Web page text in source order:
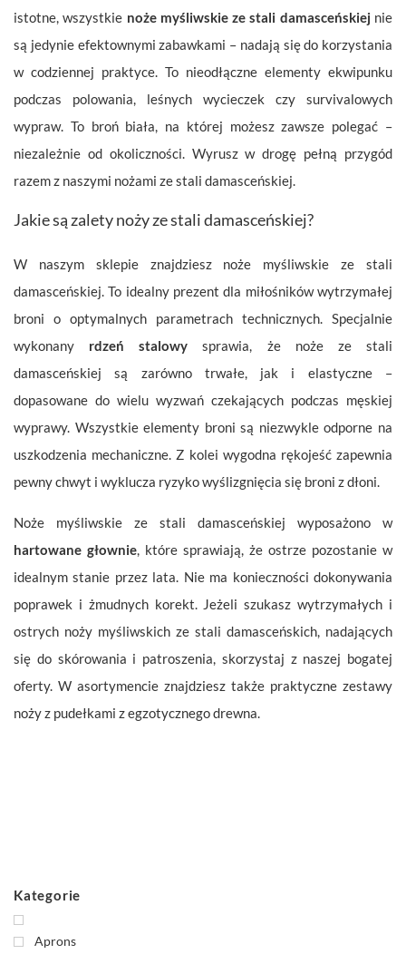
istotne, wszystkie noże myśliwskie ze stali damasceńskiej nie
są jedynie efektownymi zabawkami – nadają się do korzystania
w codziennej praktyce. To nieodłączne elementy ekwipunku
podczas polowania, leśnych wycieczek czy survivalowych
wypraw. To broń biała, na której możesz zawsze polegać –
niezależnie od okoliczności. Wyrusz w drogę pełną przygód
razem z naszymi nożami ze stali damasceńskiej.
Jakie są zalety noży ze stali damasceńskiej?
W naszym sklepie znajdziesz noże myśliwskie ze stali
damasceńskiej. To idealny prezent dla miłośników wytrzymałej
broni o optymalnych parametrach technicznych. Specjalnie
wykonany rdzeń stalowy sprawia, że noże ze stali
damasceńskiej są zarówno trwałe, jak i elastyczne –
dopasowane do wielu wyzwań czekających podczas męskiej
wyprawy. Wszystkie elementy broni są niezwykle odporne na
uszkodzenia mechaniczne. Z kolei wygodna rękojeść zapewnia
pewny chwyt i wyklucza ryzyko wyślizgnięcia się broni z dłoni.
Noże myśliwskie ze stali damasceńskiej wyposażono w
hartowane głownie, które sprawiają, że ostrze pozostanie w
idealnym stanie przez lata. Nie ma konieczności dokonywania
poprawek i żmudnych korekt. Jeżeli szukasz wytrzymałych i
ostrych noży myśliwskich ze stali damasceńskich, nadających
się do skórowania i patroszenia, skorzystaj z naszej bogatej
oferty. W asortymencie znajdziesz także praktyczne zestawy
noży z pudełkami z egzotycznego drewna.
Kategorie
Aprons